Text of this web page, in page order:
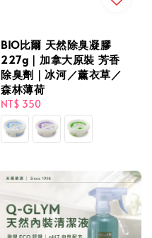
BIO比爾 天然除臭凝膠
227g｜加拿大原裝 芳香
除臭劑｜冰河／薰衣草／
森林薄荷
Regular
price
NT$ 350